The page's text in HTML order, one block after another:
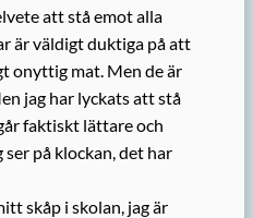
att stå emot alla
är väldigt duktiga på att
onyttig mat. Men de är
jag har lyckats att stå
faktiskt lättare och
på klockan, det har
skåp i skolan, jag är